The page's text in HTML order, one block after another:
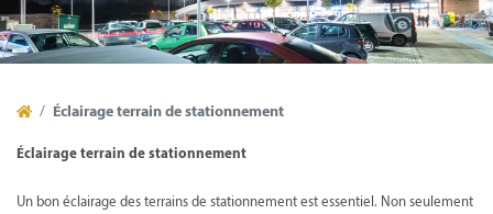
Éclairage terrain de stationnement
Éclairage terrain de stationnement
Un bon éclairage des terrains de stationnement est essentiel. Non seulement